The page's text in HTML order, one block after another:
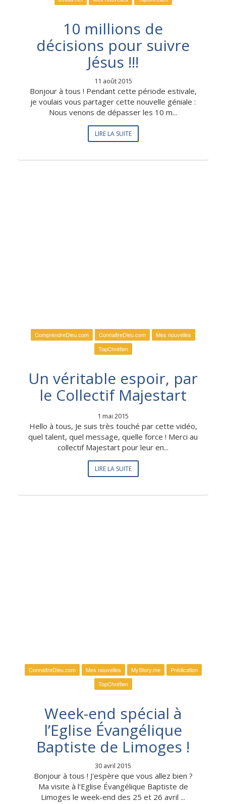
10 millions de
décisions pour suivre
Jésus !!!
11 août 2015
Bonjour à tous ! Pendant cette période estivale,
je voulais vous partager cette nouvelle géniale :
Nous venons de dépasser les 10 m...
LIRE LA SUITE
ComprendreDieu.com ConnaitreDieu.com
Mes nouvelles
TopChrétien
Un véritable espoir, par
le Collectif Majestart
1 mai 2015
Hello à tous, Je suis très touché par cette vidéo,
quel talent, quel message, quelle force ! Merci au
collectif Majestart pour leur en...
LIRE LA SUITE
ConnaitreDieu.com Mes nouvelles MyStory.me
Prédication
TopChrétien
Week-end spécial à
l’Eglise Évangélique
Baptiste de Limoges !
30 avril 2015
Bonjour à tous ! J'espère que vous allez bien ?
Ma visite à l'Eglise Évangélique Baptiste de
Limoges le week-end des 25 et 26 avril ...